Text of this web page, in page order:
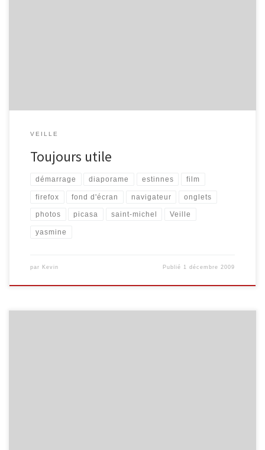
VEILLE
Toujours utile
démarrage diaporame estinnes film
firefox fond d'écran navigateur onglets
photos picasa saint-michel Veille
yasmine
par Kevin Publié 1 décembre 2009